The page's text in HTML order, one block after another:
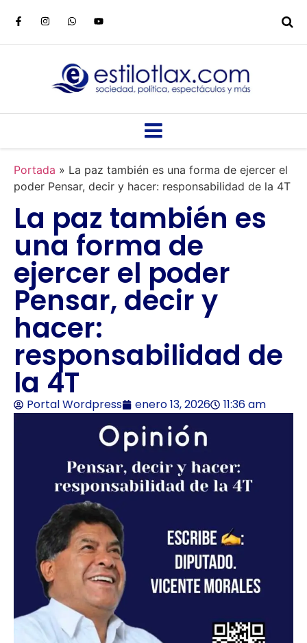
Portada » La paz también es una forma de ejercer el
poder Pensar, decir y hacer: responsabilidad de la 4T
La paz también es
una forma de
ejercer el poder
Pensar, decir y
hacer:
responsabilidad de
la 4T
Portal Wordpress enero 13, 2026 11:36 am